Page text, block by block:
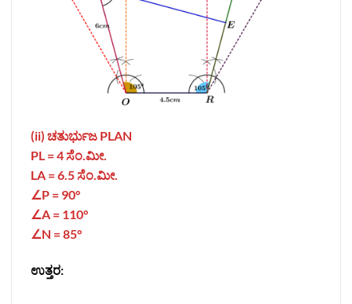
(ii) ಚತುರ್ಭುಜ PLAN
PL = 4 ಸೆಂ.ಮೀ.
LA = 6.5ಸೆಂ.ಮೀ.
∠P = 90°
∠A = 110°
∠N = 85°
ಉತ್ತರ: